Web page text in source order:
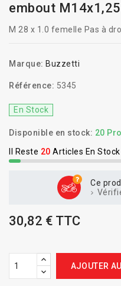
embout M14x1,25
M 28 x 1.0 femelle Pas à
Marque: Buzzetti
Référence: 5345
En Stock
Disponible en stock: 20
Il Reste 20 Articles En Stock
Ce
30,82 € TTC
AJOUTER